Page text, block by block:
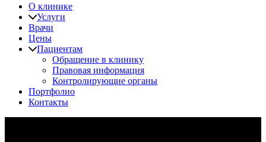
О клинике
Услуги
Врачи
Цены
Пациентам
Обращение в клинику
Правовая информация
Контролирующие органы
Портфолио
Контакты